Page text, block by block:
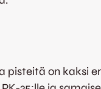
on kaksi